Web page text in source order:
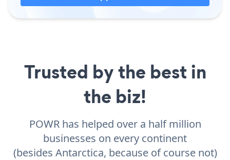
Trusted by the best in
the biz!
POWR has helped over a half million
businesses on every continent
(besides Antarctica, because of course not)